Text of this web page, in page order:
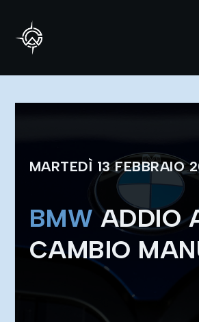
MARTEDÌ 13 FEBBRAIO
BMW ADDIO
CAMBIO